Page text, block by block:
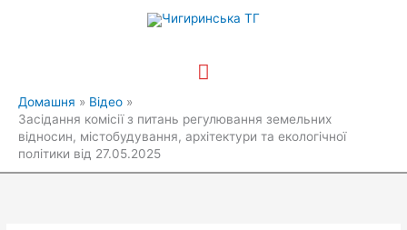
Головне
меню
Домашня
Відео
Засідання комісії з питань регулювання земельних
відносин, містобудування, архітектури та екологічної
політики від 27.05.2025